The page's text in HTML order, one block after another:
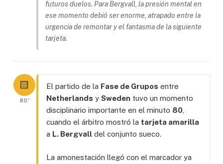
futuros duelos. Para Bergvall, la presión mental en
ese momento debió ser enorme, atrapado entre la
urgencia de remontar y el fantasma de la siguiente
tarjeta.
🟨
80'
El partido de la Fase de Grupos entre
Netherlands y Sweden tuvo un momento
disciplinario importante en el minuto 80
cuando el árbitro mostró la tarjeta amarilla
a L. Bergvall del conjunto sueco.
La amonestación llegó con el marcador ya